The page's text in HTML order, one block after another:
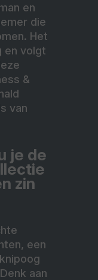
en
die
Het
en volgt
&
van
je de
zin
een
aan